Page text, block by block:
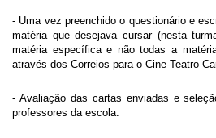
- Uma vez preenchido o questionário e
matéria que desejava cursar (nesta
matéria específica e não todas a
através dos Correios para o Cine-Teatro
- Avaliação das cartas enviadas e
professores da escola.